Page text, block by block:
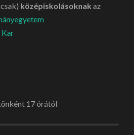
középiskolásoknak az
Kar
17 órától